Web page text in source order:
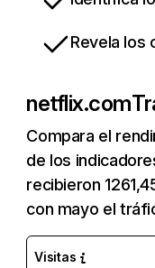
Revela los
netflix.com
Compara el
de los
recibieron
con mayo el
Visitas